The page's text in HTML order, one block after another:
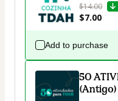
$14.00
$7.00
Add to purchase
50
(Antigo)